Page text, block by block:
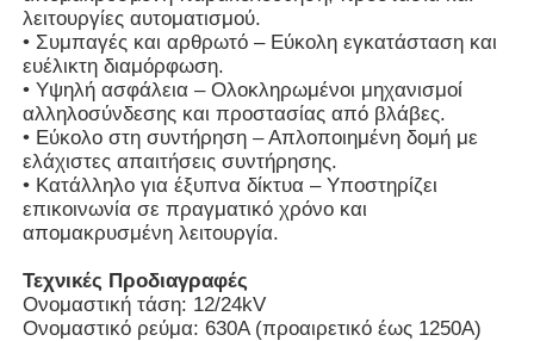
λειτουργίες αυτοματισμού.
• Συμπαγές και αρθρωτό – Εύκολη εγκατάσταση και
ευέλικτη διαμόρφωση.
• Υψηλή ασφάλεια – Ολοκληρωμένοι μηχανισμοί
αλληλοσύνδεσης και προστασίας από βλάβες.
• Εύκολο στη συντήρηση – Απλοποιημένη δομή με
ελάχιστες απαιτήσεις συντήρησης.
• Κατάλληλο για έξυπνα δίκτυα – Υποστηρίζει
επικοινωνία σε πραγματικό χρόνο και
απομακρυσμένη λειτουργία.
Τεχνικές Προδιαγραφές
Ονομαστική τάση: 12/24kV
Ονομαστικό ρεύμα: 630A (προαιρετικό έως 1250A)